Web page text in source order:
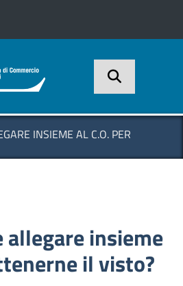
INSIEME AL C.O. PER
allegare insieme
il visto?